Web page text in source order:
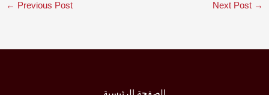
← Previous Post Next Post →